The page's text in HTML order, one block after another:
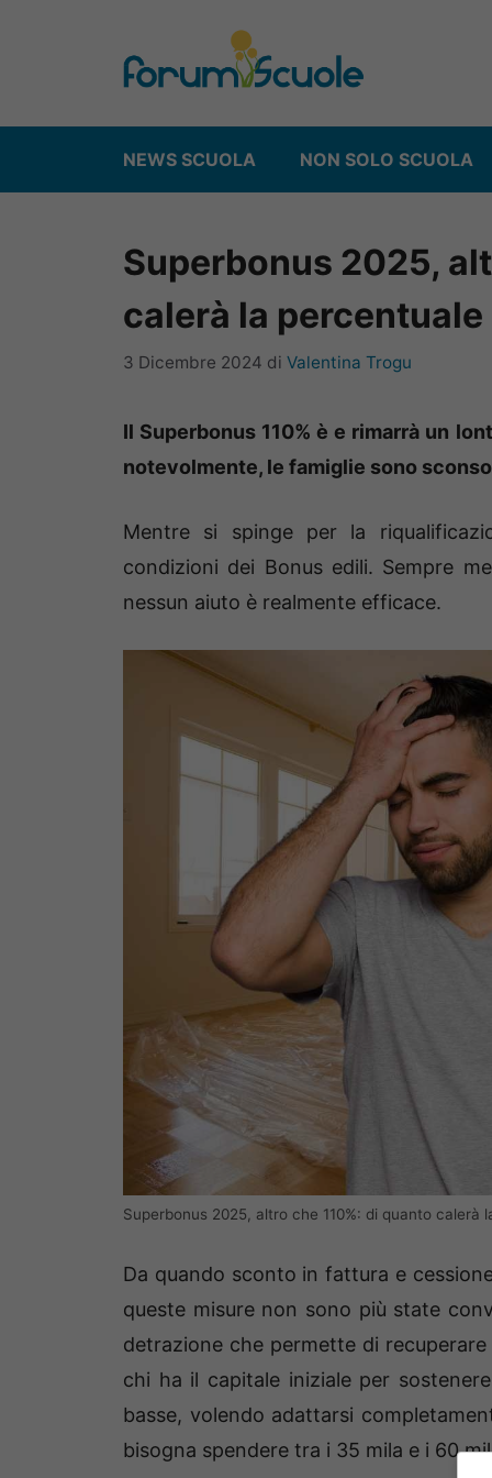
NEWS SCUOLA NON SOLO SCUOLA
Superbonus 2025,
calerà la percentuale
3 Dicembre 2024 di Valentina Trogu
Il Superbonus 110% è e rimarrà un
notevolmente, le famiglie sono
Mentre si spinge per la
condizioni dei Bonus edili. Sempre
nessun aiuto è realmente efficace.
Superbonus 2025, altro che 110%: di quanto calerà
Da quando sconto in fattura e
queste misure non sono più state
detrazione che permette di
chi ha il capitale iniziale per
basse, volendo adattarsi
bisogna spendere tra i 35 mila e i 60